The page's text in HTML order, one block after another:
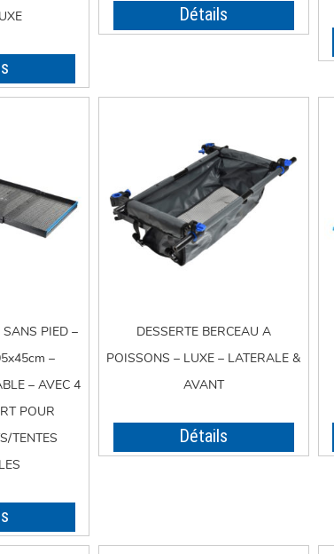
Détails
SANS PIED –
–
– AVEC 4
POUR
TENTES
DESSERTE BERCEAU A
POISSONS – LUXE – LATERALE &
AVANT
Détails